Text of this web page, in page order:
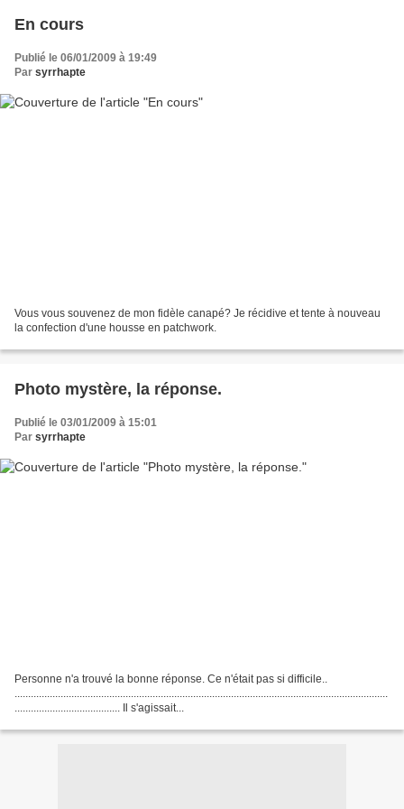
En cours
Publié le 06/01/2009 à 19:49
Par syrrhapte
Vous vous souvenez de mon fidèle canapé? Je récidive et tente à nouveau
la confection d'une housse en patchwork.
Photo mystère, la réponse.
Publié le 03/01/2009 à 15:01
Par syrrhapte
Personne n'a trouvé la bonne réponse. Ce n'était pas si difficile..
....................................... Il s'agissait...